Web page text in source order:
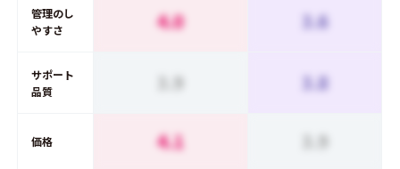
管理のし
やすさ
4.0 3.6
サポート
品質
3.9 3.8
価格 4.1 3.9